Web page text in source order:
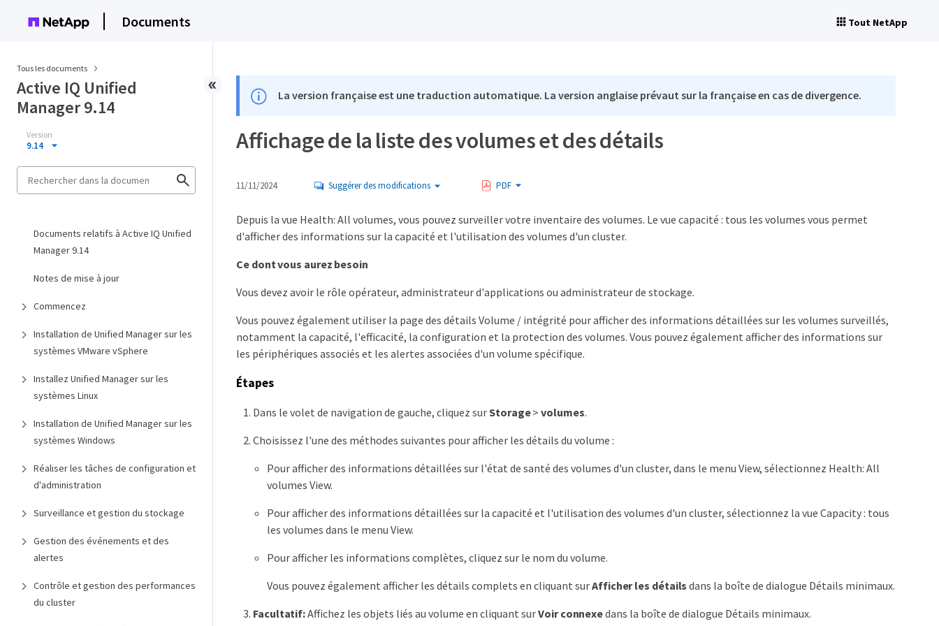
Documents Tout NetApp
Tous les documents
Active IQ Unified
Manager 9.14
Version
9.14
Documents relatifs à Active IQ Unified
Manager 9.14
Notes de mise à jour
Commencez
Installation de Unified Manager sur les
systèmes VMware vSphere
Installez Unified Manager sur les
systèmes Linux
Installation de Unified Manager sur les
systèmes Windows
Réaliser les tâches de configuration et
d'administration
Surveillance et gestion du stockage
Gestion des événements et des
alertes
Contrôle et gestion des performances
du cluster
La version française est une traduction automatique. La version anglaise prévaut sur la française en cas de divergence.
Affichage de la liste des volumes et des détails
11/11/2024 Suggérer des modifications PDF
Depuis la vue Health: All volumes, vous pouvez surveiller votre inventaire des volumes. Le vue capacité : tous les volumes vous permet
d'afficher des informations sur la capacité et l'utilisation des volumes d'un cluster.
Ce dont vous aurez besoin
Vous devez avoir le rôle opérateur, administrateur d'applications ou administrateur de stockage.
Vous pouvez également utiliser la page des détails Volume / intégrité pour afficher des informations détaillées sur les volumes surveillés,
notamment la capacité, l'efficacité, la configuration et la protection des volumes. Vous pouvez également afficher des informations sur
les périphériques associés et les alertes associées d'un volume spécifique.
Étapes
Dans le volet de navigation de gauche, cliquez surStorage>volumes.
Choisissez l'une des méthodes suivantes pour afficher les détails du volume :
Pour afficher des informations détaillées sur l'état de santé des volumes d'un cluster, dans le menu View, sélectionnez Health: All
volumes View.
Pour afficher des informations détaillées sur la capacité et l'utilisation des volumes d'un cluster, sélectionnez la vue Capacity : tous
les volumes dans le menu View.
Pour afficher les informations complètes, cliquez sur le nom du volume.
Vous pouvez également afficher les détails complets en cliquant surAfficher les détails dans la boîte de dialogue Détails minimaux.
Facultatif:Affichez les objets liés au volume en cliquant surVoir connexedans la boîte de dialogue Détails minimaux.